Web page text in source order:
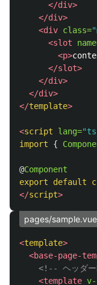
</div>
</div>
<div class=
<slot
<p>
</slot>
</div>
</div>
</template>
<script lang=
import
{
@Component
export
default
</script>
pages/sample.vue
<template>
<base-page-
<!-- ヘッダ
<template